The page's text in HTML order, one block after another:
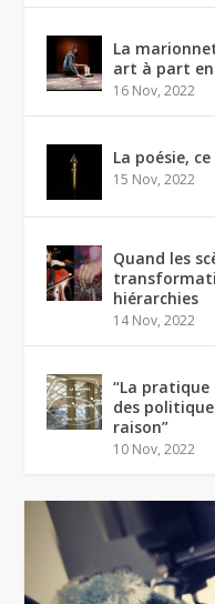
La
art à part
16 Nov, 2022
La poésie,
15 Nov, 2022
Quand les
hiérarchies
14 Nov, 2022
“La
des
raison”
10 Nov, 2022